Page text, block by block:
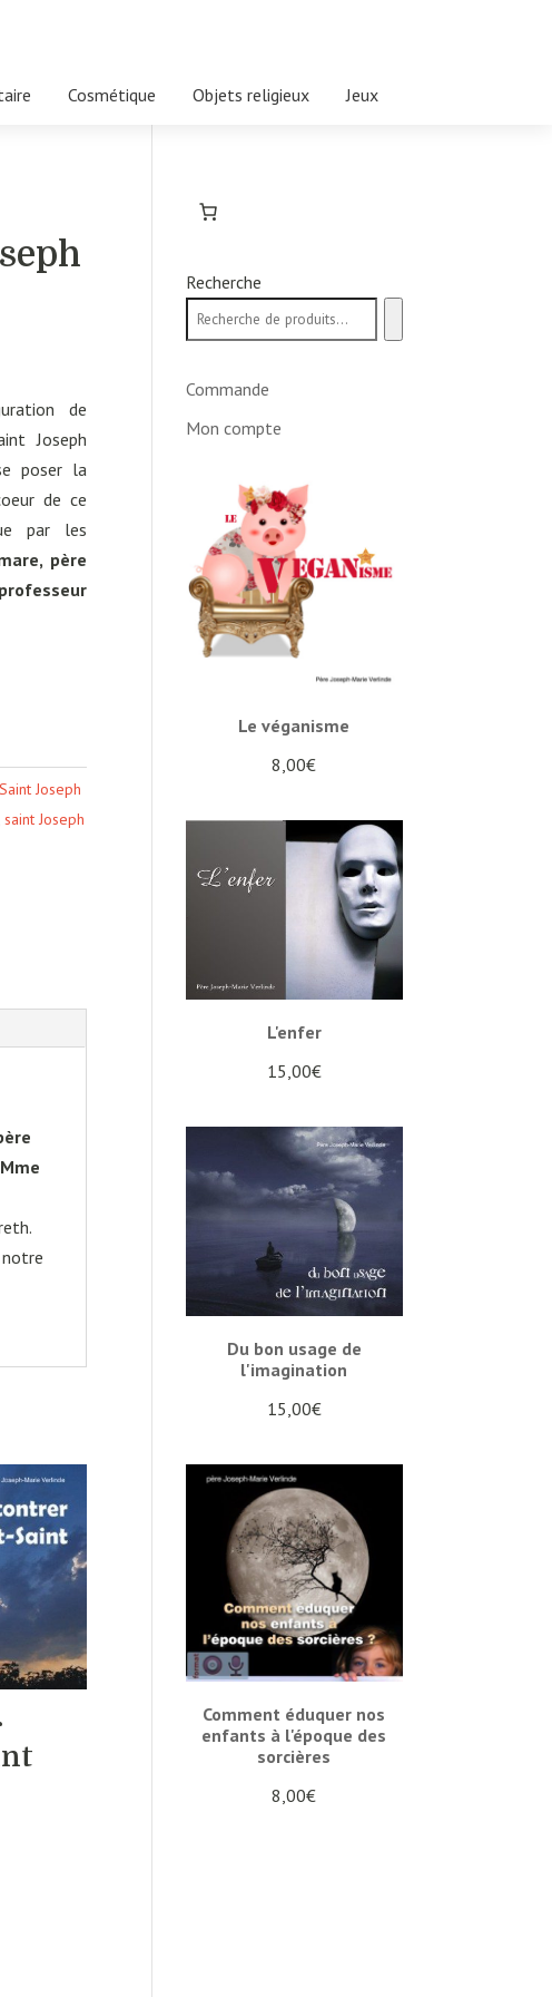
Cosmétique Objets religieux Jeux
de
Joseph
poser la
de ce
par les
père
Saint Joseph
saint Joseph
Mme
Recherche
Commande
Mon compte
Le véganisme
8,00€
L'enfer
15,00€
Du bon usage de
l'imagination
15,00€
Comment éduquer nos
enfants à l'époque des
sorcières
8,00€